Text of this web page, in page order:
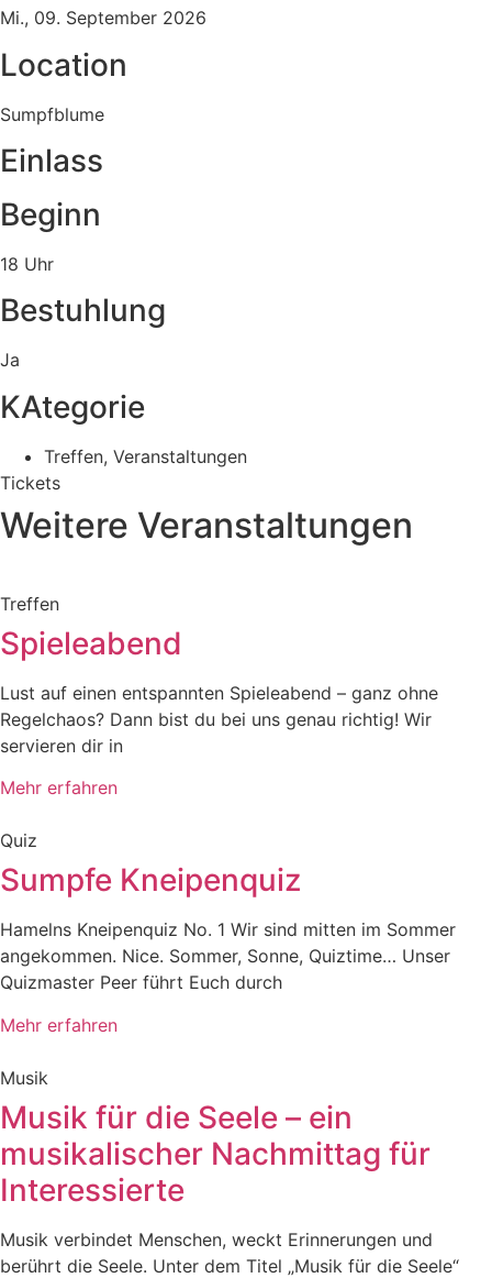
Mi., 09. September 2026
Location
Sumpfblume
Einlass
Beginn
18 Uhr
Bestuhlung
Ja
KAtegorie
Treffen, Veranstaltungen
Tickets
Weitere Veranstaltungen
Treffen
Spieleabend
Lust auf einen entspannten Spieleabend – ganz ohne
Regelchaos? Dann bist du bei uns genau richtig! Wir
servieren dir in
Mehr erfahren
Quiz
Sumpfe Kneipenquiz
Hamelns Kneipenquiz No. 1 Wir sind mitten im Sommer
angekommen. Nice. Sommer, Sonne, Quiztime… Unser
Quizmaster Peer führt Euch durch
Mehr erfahren
Musik
Musik für die Seele – ein
musikalischer Nachmittag für
Interessierte
Musik verbindet Menschen, weckt Erinnerungen und
berührt die Seele. Unter dem Titel „Musik für die Seele“